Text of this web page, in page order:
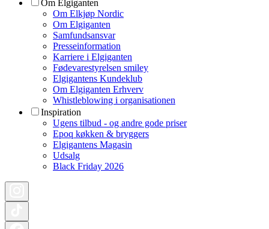
Om Elgiganten
Om Elkjøp Nordic
Om Elgiganten
Samfundsansvar
Presseinformation
Karriere i Elgiganten
Fødevarestyrelsen smiley
Elgigantens Kundeklub
Om Elgiganten Erhverv
Whistleblowing i organisationen
Inspiration
Ugens tilbud - og andre gode priser
Epoq køkken & bryggers
Elgigantens Magasin
Udsalg
Black Friday 2026